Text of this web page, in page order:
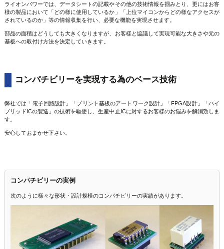
ライオンパワーでは、データシートの記載やその他の技術情報を掴みとり、更にはお客
様の製品において「どの様に使用しているか」「上位マイコンからどの様なアクセスが
されているのか」等の情報収集を行い、必要な機能を実現させます。
部品の面積はどうしても大きくなりますが、お客様と協議して実現可能な大きさや元の
基板への取付け方法を決定していきます。
コンパチビリーを実現する為のベース技術
弊社では「電子回路設計」「プリント基板のアートワーク設計」「FPGA設計」「ハイ
ブリッドICの製造」の技術を駆使し、生産中止ICに対するお客様のお悩みを解消致しま
す。
安心しておまかせ下さい。
コンパチビリーの実例
次のように様々な形状・設計規模のコンパチビリーの実績があります。